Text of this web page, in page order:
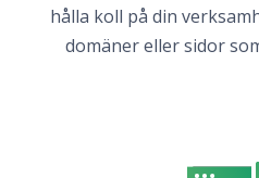
hålla koll på din
domäner eller sidor